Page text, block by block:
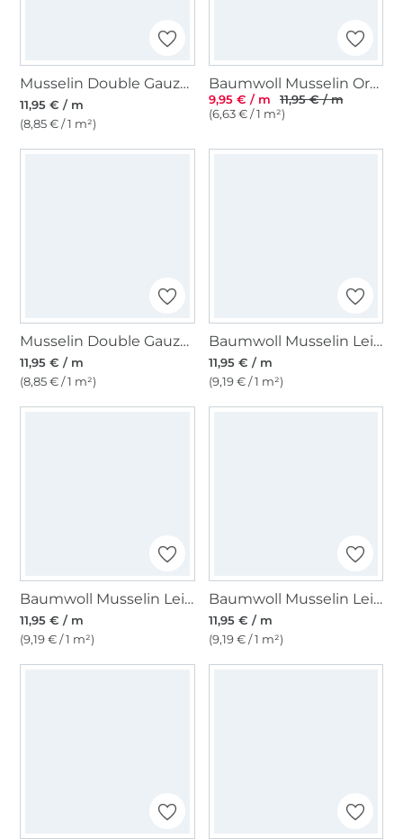
Musselin Double Gauze Little Hearts, rosabraun
11,95 € / m
(8,85 € / 1 m²)
Baumwoll Musselin Orchideen, grün
9,95 € / m
11,95 € / m
(6,63 € / 1 m²)
Musselin Double Gauze Little Hearts, malve
11,95 € / m
(8,85 € / 1 m²)
Baumwoll Musselin Leinenlook, jeansblau
11,95 € / m
(9,19 € / 1 m²)
Baumwoll Musselin Leinenlook, weinrot
11,95 € / m
(9,19 € / 1 m²)
Baumwoll Musselin Leinenlook, altgrün
11,95 € / m
(9,19 € / 1 m²)